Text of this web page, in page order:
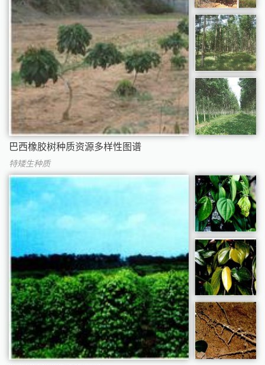
巴西橡胶树种质资源多样性图谱
特矮生种质